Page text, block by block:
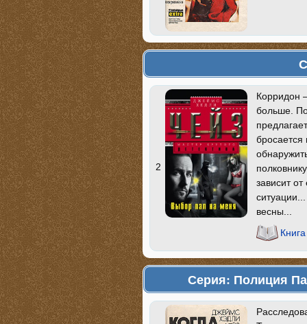
2
Корридон
больше.
бросается
зависит
весны...
Серия: Полиция